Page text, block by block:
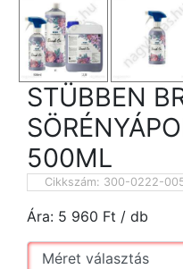
STÜBBEN
500ML
Cikkszám: 300-0222-
Ára: 5 960 Ft / db